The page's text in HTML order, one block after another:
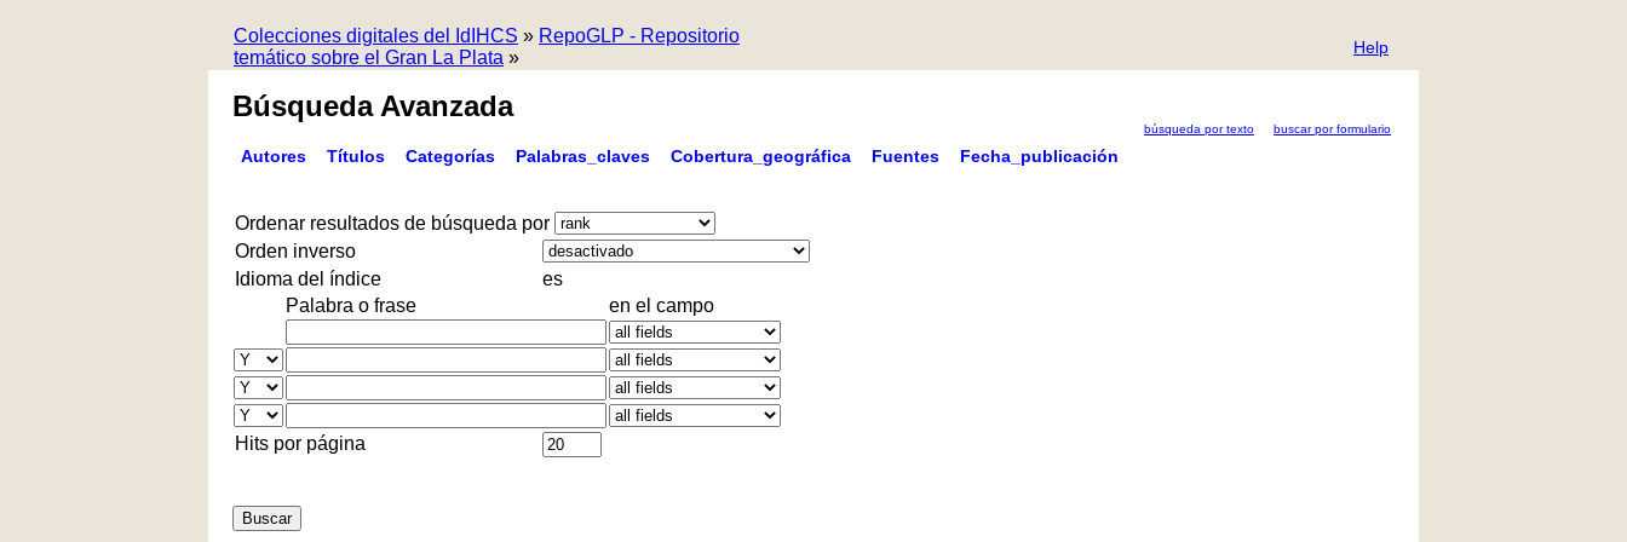
Colecciones digitales del IdIHCS » RepoGLP - Repositorio
temático sobre el Gran La Plata » Help
Búsqueda Avanzada
búsqueda por texto buscar por formulario
Autores Títulos Categorías Palabras_claves Cobertura_geográfica Fuentes Fecha_publicación
Ordenar resultados de búsqueda por
Orden inverso
Idioma del índice
es
Palabra o frase
en el campo
Hits por página